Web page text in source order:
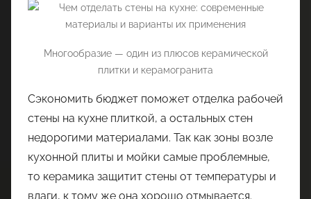
Многообразие — один из плюсов керамической
плитки и керамогранита
Сэкономить бюджет поможет отделка рабочей
стены на кухне плиткой, а остальных стен
недорогими материалами. Так как зоны возле
кухонной плиты и мойки самые проблемные,
то керамика защитит стены от температуры и
влаги, к тому же она хорошо отмывается.